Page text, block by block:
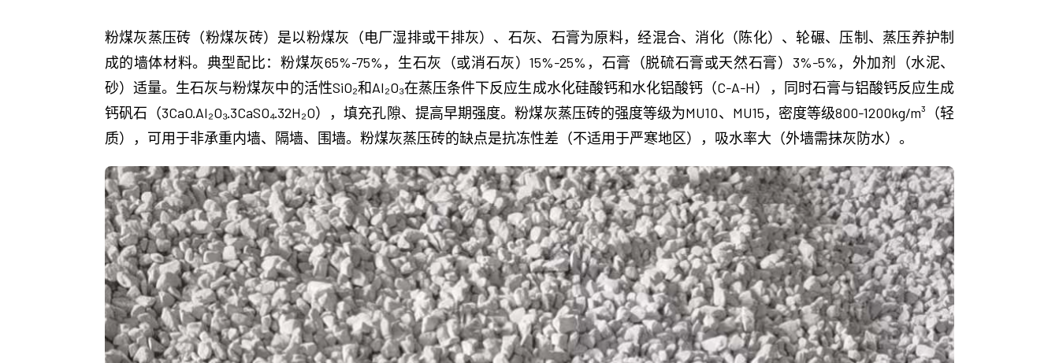
粉煤灰蒸压砖（粉煤灰砖）是以粉煤灰（电厂湿排或干排灰）、石灰、石膏为原料，经混合、消化（陈化）、轮碾、压制、蒸压养护制
成的墙体材料。典型配比：粉煤灰65%-75%，生石灰（或消石灰）15%-25%，石膏（脱硫石膏或天然石膏）3%-5%，外加剂（水泥、
砂）适量。生石灰与粉煤灰中的活性SiO₂和Al₂O₃在蒸压条件下反应生成水化硅酸钙和水化铝酸钙（C-A-H），同时石膏与铝酸钙反应生成
钙矾石（3CaO·Al₂O₃·3CaSO₄·32H₂O），填充孔隙、提高早期强度。粉煤灰蒸压砖的强度等级为MU10、MU15，密度等级800-1200kg/m³（轻
质），可用于非承重内墙、隔墙、围墙。粉煤灰蒸压砖的缺点是抗冻性差（不适用于严寒地区），吸水率大（外墙需抹灰防水）。